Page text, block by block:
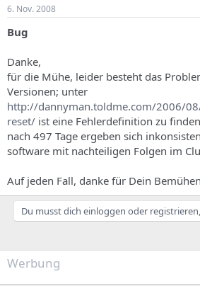
6. Nov. 2008
Bug
Danke,
für die Mühe, leider besteht das
Versionen; unter
http://dannyman.toldme.com/2006/
reset/ ist eine Fehlerdefinition zu
nach 497 Tage ergeben sich
software mit nachteiligen Folgen im
Auf jeden Fall, danke für Dein Bemühen
Du musst dich einloggen oder
Werbung